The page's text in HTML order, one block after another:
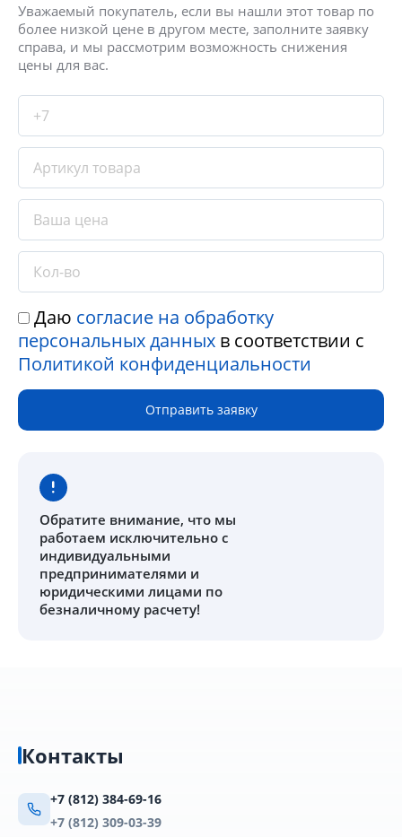
Уважаемый покупатель, если вы нашли этот товар по
более низкой цене в другом месте, заполните заявку
справа, и мы рассмотрим возможность снижения
цены для вас.
Даю согласие на обработку
персональных данных в соответствии с
Политикой конфиденциальности
Отправить заявку
Обратите внимание, что мы
работаем исключительно с
индивидуальными
предпринимателями и
юридическими лицами по
безналичному расчету!
Контакты
+7 (812) 384-69-16
+7 (812) 309-03-39